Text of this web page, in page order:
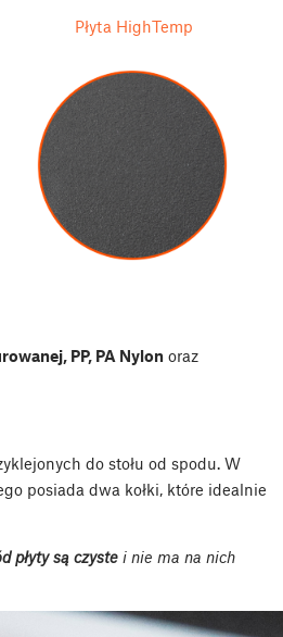
Płyta HighTemp
PP, PA Nylon oraz
do stołu od spodu. W
posiada dwa kołki, które idealnie
płyty są czyste i nie ma na nich